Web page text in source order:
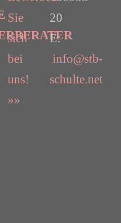
Sie
sich
bei
uns!
»»
20
E:
info@stb-
schulte.net